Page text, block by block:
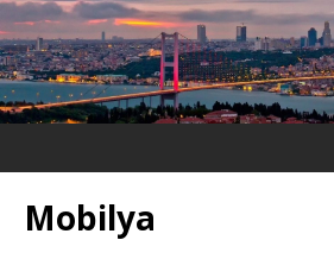
Mobilya